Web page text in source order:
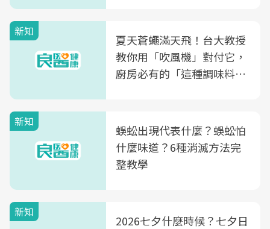
新知
夏天蒼蠅滿天飛！台大教授
教你用「吹風機」對付它，
廚房必有的「這種調味料」
新知
蜈蚣出現代表什麼？蜈蚣怕
什麼味道？6種消滅方法完
整教學
新知
2026七夕什麼時候？七夕日